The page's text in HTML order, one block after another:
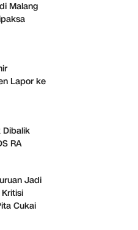
Malang
Lapor ke
Dibalik
RA
Jadi
Cukai